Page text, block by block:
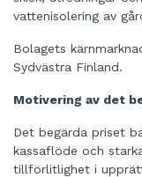
vattenisolering av
Bolagets
Sydvästra Finland.
Motivering av det
Det begärda priset
kassaflöde och
tillförlitlighet i